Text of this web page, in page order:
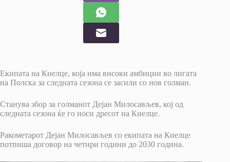
Екипата на Киелце, која има високи амбиции во лигата
на Полска за следната сезона се засили со нов голман.
Станува збор за голманот Дејан Милосављев, кој од
следната сезона ќе го носи дресот на Киелце.
Ракометарот Дејан Милосављев со екипата на Киелце
потпиша договор на четири години до 2030 година.